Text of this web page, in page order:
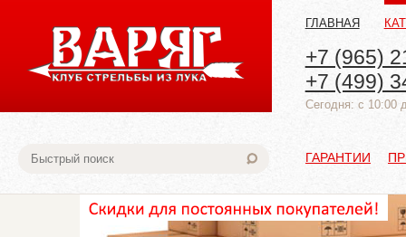
ГЛАВНАЯ
+7 (965)
+7 (499)
Cегодня: с 10:00
ГАРАНТИИ